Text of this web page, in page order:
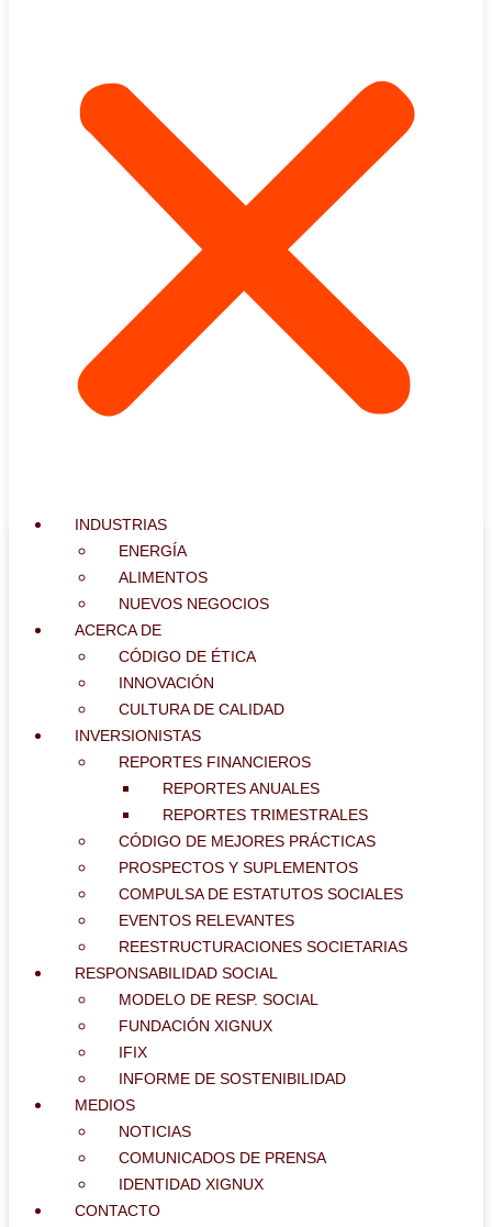
INDUSTRIAS
ENERGÍA
ALIMENTOS
NUEVOS NEGOCIOS
ACERCA DE
CÓDIGO DE ÉTICA
INNOVACIÓN
CULTURA DE CALIDAD
INVERSIONISTAS
REPORTES FINANCIEROS
REPORTES ANUALES
REPORTES TRIMESTRALES
CÓDIGO DE MEJORES PRÁCTICAS
PROSPECTOS Y SUPLEMENTOS
COMPULSA DE ESTATUTOS SOCIALES
EVENTOS RELEVANTES
REESTRUCTURACIONES SOCIETARIAS
RESPONSABILIDAD SOCIAL
MODELO DE RESP. SOCIAL
FUNDACIÓN XIGNUX
IFIX
INFORME DE SOSTENIBILIDAD
MEDIOS
NOTICIAS
COMUNICADOS DE PRENSA
IDENTIDAD XIGNUX
CONTACTO